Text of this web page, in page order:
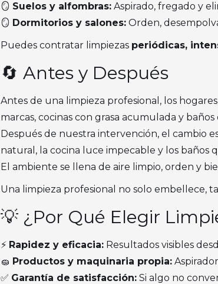
🪞 Suelos y alfombras: Aspirado, fregado y
🪞 Dormitorios y salones: Orden,
Puedes contratar limpiezas periódicas,
🔄 Antes y Después
Antes de una limpieza profesional, los
marcas, cocinas con grasa acumulada y baños
Después de nuestra intervención, el cambio
natural, la cocina luce impecable y los baños
El ambiente se llena de aire limpio, orden y
Una limpieza profesional no solo embellece,
💡 ¿Por Qué Elegir
⚡ Rapidez y eficacia: Resultados visibles
🧽 Productos y maquinaria propia:
✅ Garantía de satisfacción: Si algo no